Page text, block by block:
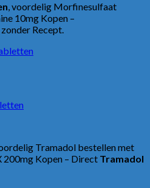
, voordelig Morfinesulfaat
10mg Kopen –
zonder Recept.
Tramadol bestellen met
200mg Kopen – Direct Tramadol